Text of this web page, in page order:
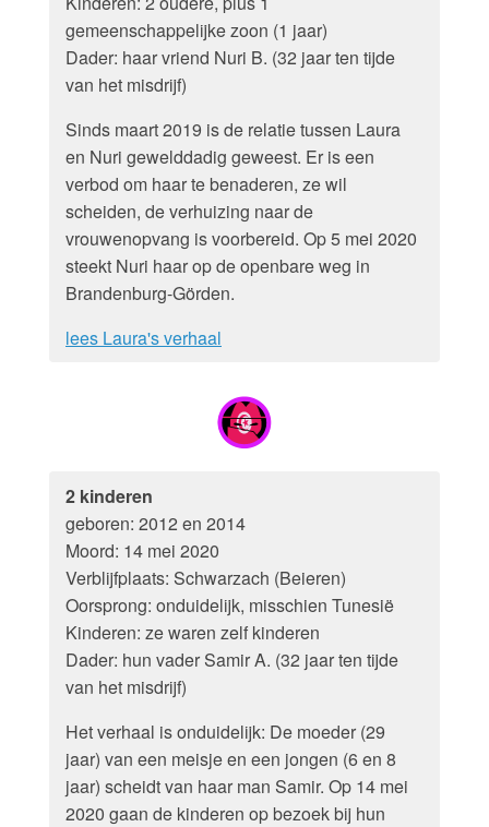
gemeenschappelijke zoon (1 jaar)
Dader: haar vriend Nuri B. (32 jaar ten tijde
van het misdrijf)
Sinds maart 2019 is de relatie tussen Laura
en Nuri gewelddadig geweest. Er is een
verbod om haar te benaderen, ze wil
scheiden, de verhuizing naar de
vrouwenopvang is voorbereid. Op 5 mei 2020
steekt Nuri haar op de openbare weg in
Brandenburg-Görden.
lees Laura's verhaal
2 kinderen
geboren: 2012 en 2014
Moord: 14 mei 2020
Verblijfplaats: Schwarzach (Beieren)
Oorsprong: onduidelijk, misschien Tunesië
Kinderen: ze waren zelf kinderen
Dader: hun vader Samir A. (32 jaar ten tijde
van het misdrijf)
Het verhaal is onduidelijk: De moeder (29
jaar) van een meisje en een jongen (6 en 8
jaar) scheidt van haar man Samir. Op 14 mei
2020 gaan de kinderen op bezoek bij hun